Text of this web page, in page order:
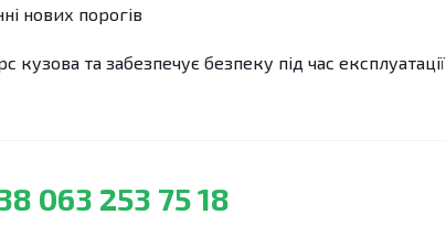
нових порогів
та забезпечує безпеку під час експлуатації
063 253 75 18